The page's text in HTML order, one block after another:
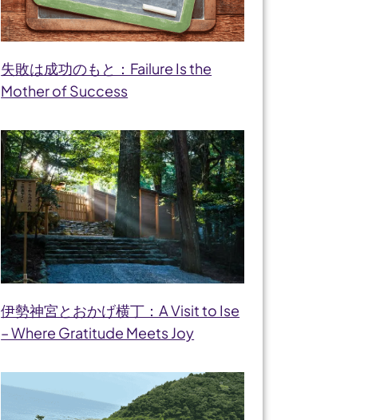
失敗は成功のもと：Failure Is the
Mother of Success
伊勢神宮とおかげ横丁：A Visit to Ise
– Where Gratitude Meets Joy